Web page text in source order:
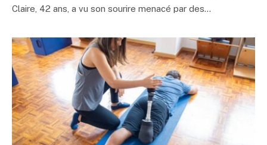
Claire, 42 ans, a vu son sourire menacé par des…